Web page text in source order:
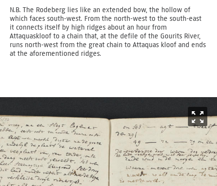
N.B. The Rodeberg lies like an extended bow, the hollow of
which faces south-west. From the north-west to the south-east
it connects itself by high ridges about an hour from
Attaquaskloof to a chain that, at the defile of the Gourits River,
runs north-west from the great chain to Attaquas kloof and ends
at the aforementioned ridges.